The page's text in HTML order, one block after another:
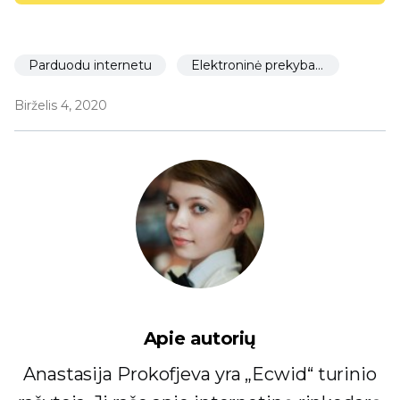
Parduodu internetu Elektroninė prekyba restoranams
Birželis 4, 2020
Apie autorių
Anastasija Prokofjeva yra „Ecwid“ turinio